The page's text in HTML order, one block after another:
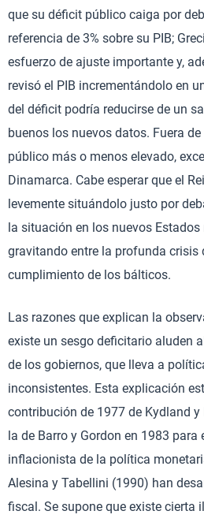
que su déficit público caiga por
referencia de 3% sobre su PIB;
esfuerzo de ajuste importante y,
revisó el PIB incrementándolo en
del déficit podría reducirse de un
buenos los nuevos datos. Fuera
público más o menos elevado,
Dinamarca. Cabe esperar que el
levemente situándolo justo por
la situación en los nuevos
gravitando entre la profunda crisis
cumplimiento de los bálticos.
Las razones que explican la
existe un sesgo deficitario aluden
de los gobiernos, que lleva a
inconsistentes. Esta explicación
contribución de 1977 de Kydland
la de Barro y Gordon en 1983 para
inflacionista de la política
Alesina y Tabellini (1990) han
fiscal. Se supone que existe cierta